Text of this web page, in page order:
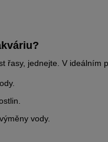
řasy, jednejte. V ideálním
vody.